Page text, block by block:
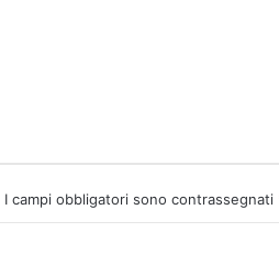
I campi obbligatori sono contrassegnati